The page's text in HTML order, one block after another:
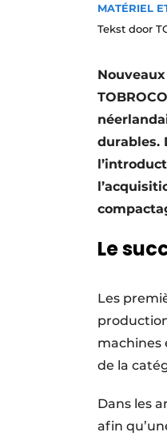
MATÉRIEL
Tekst door
durables.
Le
Les
machines
de la
Dans les
afin